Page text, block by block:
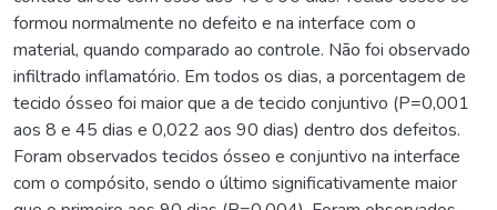
formou normalmente no defeito e na interface com o
material, quando comparado ao controle. Não foi observado
infiltrado inflamatório. Em todos os dias, a porcentagem de
tecido ósseo foi maior que a de tecido conjuntivo (P=0,001
aos 8 e 45 dias e 0,022 aos 90 dias) dentro dos defeitos.
Foram observados tecidos ósseo e conjuntivo na interface
com o compósito, sendo o último significativamente maior